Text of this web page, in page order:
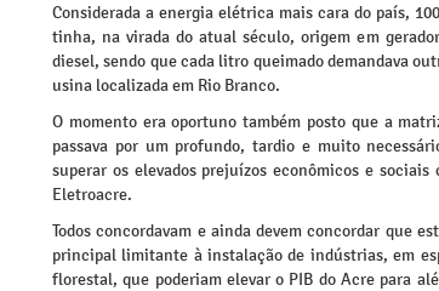
Considerada a energia elétrica mais cara do país,
tinha, na virada do atual século, origem em
diesel, sendo que cada litro queimado demandava
usina localizada em Rio Branco.
O momento era oportuno também posto que a
passava por um profundo, tardio e muito
superar os elevados prejuízos econômicos e
Eletroacre.
Todos concordavam e ainda devem concordar que
principal limitante à instalação de indústrias, em
florestal, que poderiam elevar o PIB do Acre para